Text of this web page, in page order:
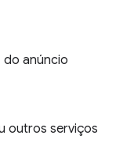
anúncio
outros serviços